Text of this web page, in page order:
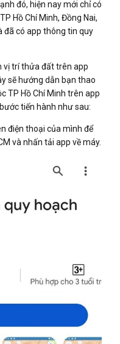
đó, hiện nay mới chỉ có
Hồ Chí Minh, Đồng Nai,
đã có app thông tin quy
vị trí thửa đất trên app
sẽ hướng dẫn bạn thao
TP Hồ Chí Minh trên app
tiến hành như sau:
điện thoại của mình để
và nhấn tải app về máy.